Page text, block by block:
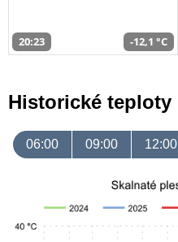
20:23 -12,1 °C
Historické teploty
06:00 09:00 12:00